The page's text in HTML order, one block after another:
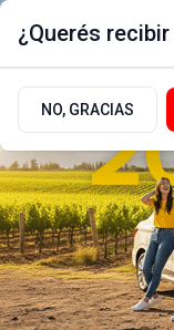
¿Querés
NO, GRACIAS